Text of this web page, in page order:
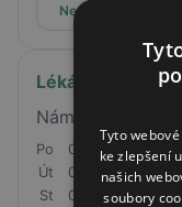
Nepřijímá online
Lékárna Na
Náměstí Gen.
Po
07:00 - 16:00
Út
07:00 - 16:00
St
07:00 - 16:00
Tyto
ke zlepšení
našich
soubory